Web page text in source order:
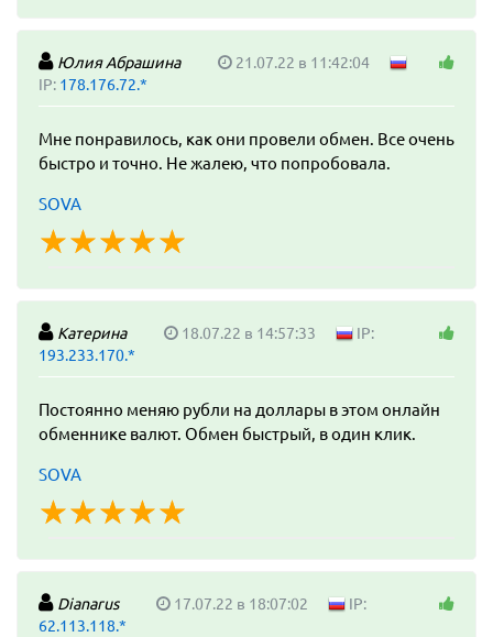
Юлия Абрашина
21.07.22 в 11:42:04
IP: 178.176.72.*
Мне понравилось, как они провели обмен. Все очень
быстро и точно. Не жалею, что попробовала.
SOVA
☆☆☆☆☆
★★★★★
Катерина 18.07.22 в 14:57:33
IP:
193.233.170.*
Постоянно меняю рубли на доллары в этом онлайн
обменнике валют. Обмен быстрый, в один клик.
SOVA
☆☆☆☆☆
★★★★★
Dianarus 17.07.22 в 18:07:02
IP:
62.113.118.*